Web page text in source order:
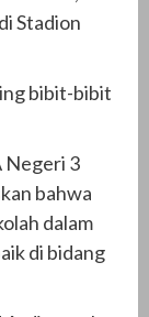
Stadion
bibit-bibit
Negeri 3
bahwa
dalam
di bidang